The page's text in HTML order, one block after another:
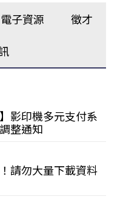
電子資源 徵才
影印機多元支付系
整通知
請勿大量下載資料